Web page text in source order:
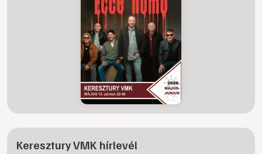
Keresztury VMK hírlevél